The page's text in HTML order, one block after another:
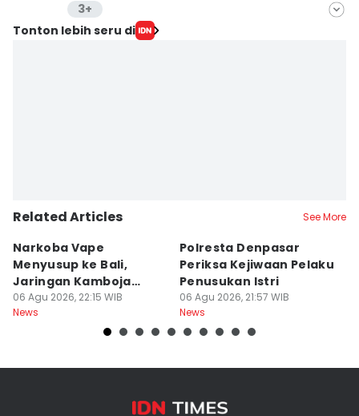
3+
Editor
Tonton lebih seru di
Related Articles See More
Narkoba Vape
Menyusup ke Bali,
Jaringan Kamboja
Terbongkar
06 Agu 2026, 22:15 WIB
News
Polresta Denpasar
Periksa Kejiwaan Pelaku
Penusukan Istri
06 Agu 2026, 21:57 WIB
News